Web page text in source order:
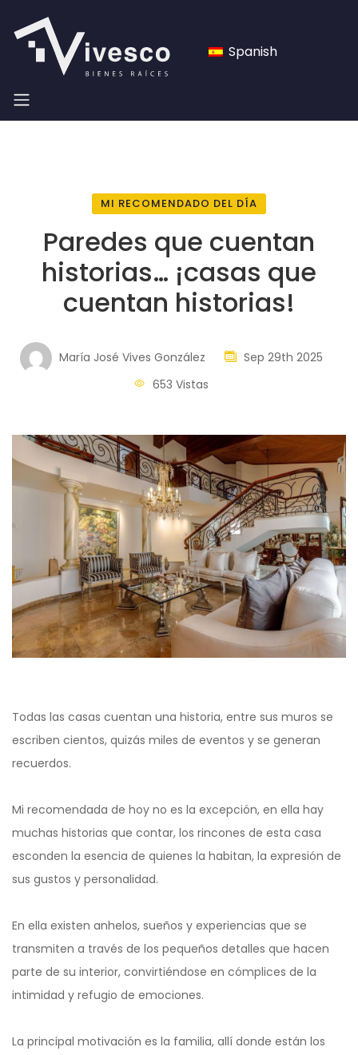
Spanish
MI RECOMENDADO DEL DÍA
Paredes que cuentan
historias… ¡casas que
cuentan historias!
María José Vives González
Sep 29th 2025
653 Vistas
Todas las casas cuentan una historia, entre sus muros se
escriben cientos, quizás miles de eventos y se generan
recuerdos.
Mi recomendada de hoy no es la excepción, en ella hay
muchas historias que contar, los rincones de esta casa
esconden la esencia de quienes la habitan, la expresión de
sus gustos y personalidad.
En ella existen anhelos, sueños y experiencias que se
transmiten a través de los pequeños detalles que hacen
parte de su interior, convirtiéndose en cómplices de la
intimidad y refugio de emociones.
La principal motivación es la familia, allí donde están los